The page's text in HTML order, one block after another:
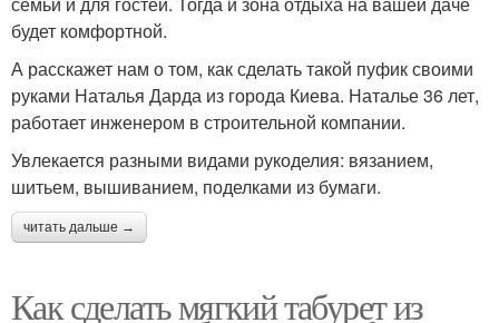
будет комфортной.
А расскажет нам о том, как сделать такой пуфик своими
руками Наталья Дарда из города Киева. Наталье 36 лет,
работает инженером в строительной компании.
Увлекается разными видами рукоделия: вязанием,
шитьем, вышиванием, поделками из бумаги.
читать дальше →
Как сделать мягкий табурет из